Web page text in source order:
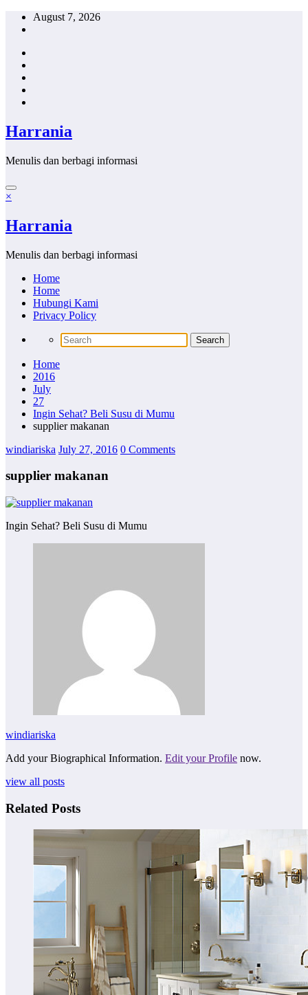
Skip
August 7, 2026
Harrania
Menulis dan berbagi informasi
×
Harrania
Menulis dan berbagi informasi
Home
Home
Hubungi Kami
Privacy Policy
Home
2016
July
27
Ingin Sehat? Beli Susu di Mumu
supplier makanan
windiariska July 27, 2016 0 Comments
supplier makanan
Ingin Sehat? Beli Susu di Mumu
windiariska
Add your Biographical Information. Edit your Profile now.
view all posts
Related Posts